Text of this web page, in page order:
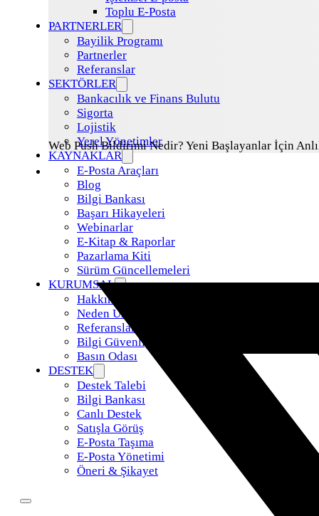
Toplu E-Posta
PARTNERLER
Bayilik Programı
Partnerler
Referanslar
SEKTÖRLER
Bankacılık ve Finans Bulutu
Sigorta
Lojistik
Yerel Yönetimler
KAYNAKLAR
E-Posta Araçları
Blog
Bilgi Bankası
Başarı Hikayeleri
Webinarlar
E-Kitap & Raporlar
Pazarlama Kiti
Sürüm Güncellemeleri
KURUMSAL
Hakkımızda
Neden Uzman Posta
Referanslar
Bilgi Güvenliği Politikamız
Basın Odası
DESTEK
Destek Talebi
Bilgi Bankası
Canlı Destek
Satışla Görüş
E-Posta Taşıma
E-Posta Yönetimi
Öneri & Şikayet
Web Push Bildirimi Nedir? Yeni Başlayanlar İçin